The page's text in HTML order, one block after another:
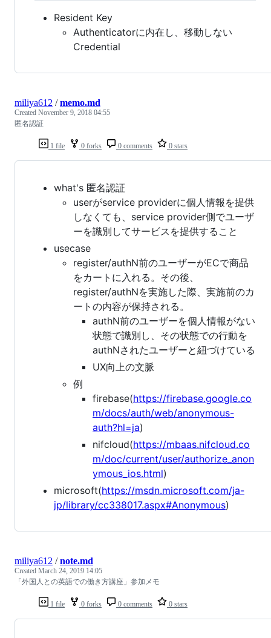
Resident Key
Authenticatorに内在し、移動しない
Credential
1 file 0 forks 0 comments 0 stars
miliya612 /memo.md
Created November 9, 2018 04:55
匿名認証
what's 匿名認証
userがservice providerに個人情報を提供
しなくても、service provider側でユーザ
ーを識別してサービスを提供すること
usecase
register/authN前のユーザーがECで商品
をカートに入れる。その後、
register/authNを実施した際、実施前のカ
ートの内容が保持される。
authN前のユーザーを個人情報がない
状態で識別し、その状態での行動を
authNされたユーザーと紐づけている
UX向上の文脈
例
firebase(https://firebase.google.co
m/docs/auth/web/anonymous-
auth?hl=ja)
nifcloud(https://mbaas.nifcloud.co
m/doc/current/user/authorize_anon
ymous_ios.html)
microsoft(https://msdn.microsoft.com/ja-
jp/library/cc338017.aspx#Anonymous)
1 file 0 forks 0 comments 0 stars
miliya612 /note.md
Created March 24, 2019 14:05
「外国人との英語での働き方講座」参加メモ